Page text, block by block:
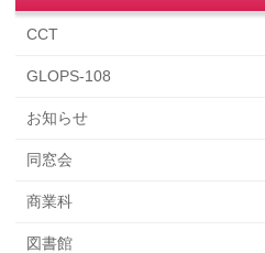
CCT
GLOPS-108
お知らせ
同窓会
商業科
図書館